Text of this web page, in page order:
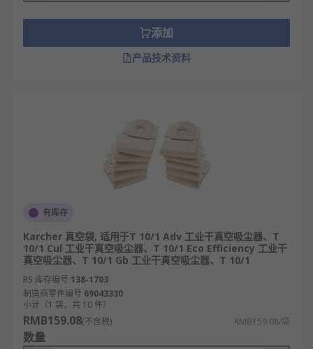
添加
产品技术资料
有库存
Karcher 真空袋, 适用于T 10/1 Adv 工业干真空吸尘器、T
10/1 Cul 工业干真空吸尘器、T 10/1 Eco Efficiency 工业干
真空吸尘器、T 10/1 Gb 工业干真空吸尘器、T 10/1
RS 库存编号 138-1703
制造商零件编号 69043330
小计（1 袋，共 10 件）
RMB159.08(不含税) RMB159.08/袋
数量